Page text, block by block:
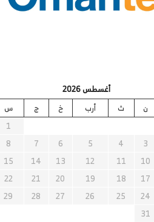
أغسطس 2026
ن ث أرب خ ج
س
1
3
4
5
6
7
8
10
11
12
13
14
15
17
18
19
20
21
22
24
25
26
27
28
29
31